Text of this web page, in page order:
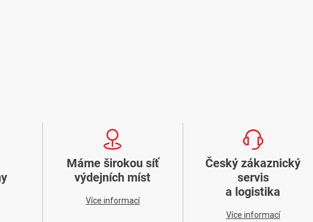
Máme širokou síť
výdejních míst
Více informací
Český zákaznický
servis
a logistika
Více informací